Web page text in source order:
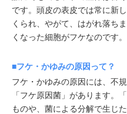
です。頭皮の表皮では常に新
くられ、やがて、はがれ落ち
くなった細胞がフケなのです。
■フケ・かゆみの原因って？
フケ・かゆみの原因には、不
「フケ原因菌」があります。
ものや、菌による分解で生じ